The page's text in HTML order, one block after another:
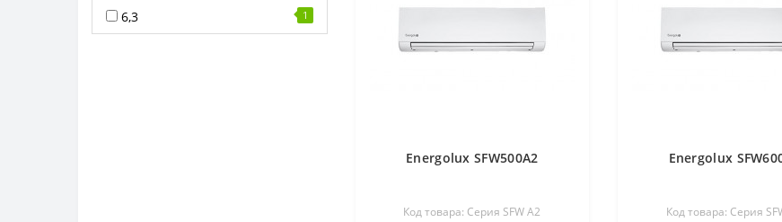
6,3 1
Energolux SFW500A2
Код товара: Cерия SFW А2
Energolux
Код товара: Cерия